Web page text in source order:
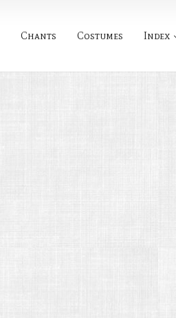
Chants Costumes Index